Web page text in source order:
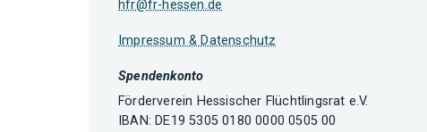
hfr@fr-hessen.de
Impressum & Datenschutz
Spendenkonto
Förderverein Hessischer Flüchtlingsrat e.V.
IBAN: DE19 5305 0180 0000 0505 00